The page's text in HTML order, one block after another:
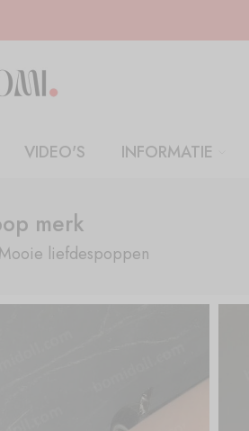
VIDEO'S INFORMATIE
merk
Mooie liefdespoppen